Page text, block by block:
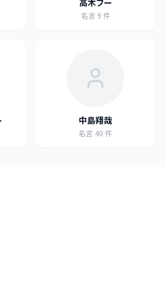
高木ブー
名言 9 件
中島翔哉
名言 40 件